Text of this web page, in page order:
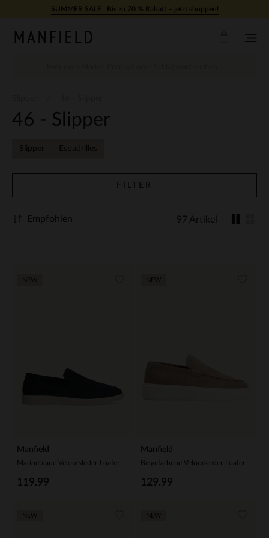
Zum Inhalt springenSUMMER SALE | Bis zu 70 % Rabatt – jetzt shoppen!
46 - Slipper
Slipper Espadrilles
FILTER
97 Artikel
Empfohlen
Manfield
Marineblaue Veloursleder-Loafer
119.99
Manfield
Beigefarbene Veloursleder-Loafer
129.99